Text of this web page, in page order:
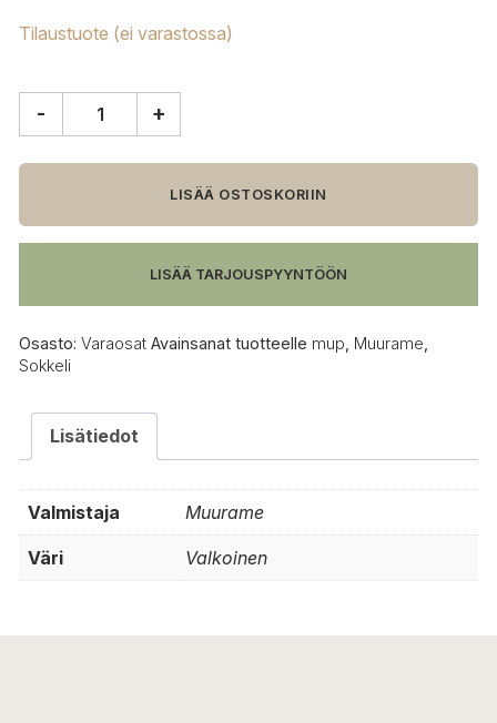
Tilaustuote (ei varastossa)
sokkeli
- +
LISÄÄ OSTOSKORIIN
LISÄÄ TARJOUSPYYNTÖÖN
Osasto: Varaosat Avainsanat tuotteelle mup Muurame
Sokkeli
Lisätiedot
Valmistaja Muurame
Väri Valkoinen